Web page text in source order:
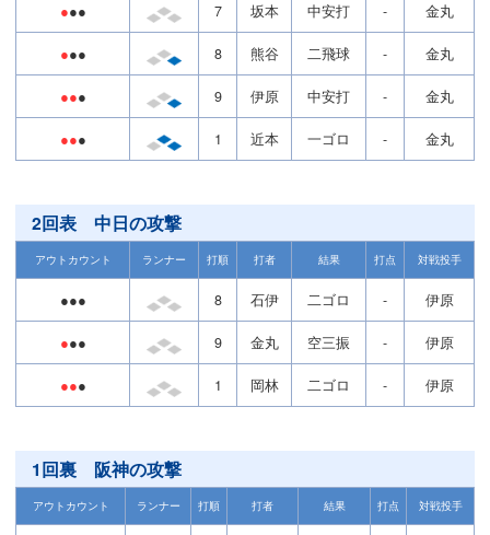
●●● 7 坂本 中安打 - 金丸
●●● 8 熊谷 二飛球 - 金丸
●●● 9 伊原 中安打 - 金丸
●●● 1 近本 一ゴロ - 金丸
2回表 中日の攻撃
アウトカウント ランナー 打順 打者 結果 打点 対戦投手
●●● 8 石伊 二ゴロ - 伊原
●●● 9 金丸 空三振 - 伊原
●●● 1 岡林 二ゴロ - 伊原
1回裏 阪神の攻撃
アウトカウント ランナー 打順 打者 結果 打点 対戦投手